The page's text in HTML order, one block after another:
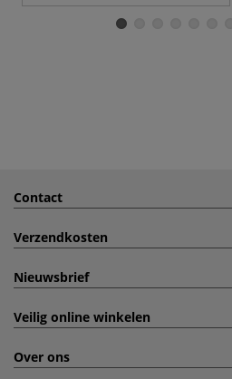
Contact
Verzendkosten
Nieuwsbrief
Veilig online winkelen
Over ons